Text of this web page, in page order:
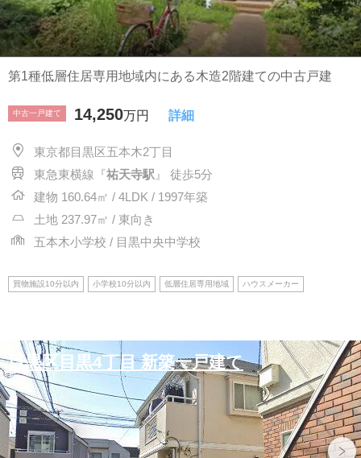
第1種低層住居専用地域内にある木造2階建ての中古戸建
中古一戸建て 14,250万円 詳細
東京都目黒区五本木2丁目
東急東横線『祐天寺駅 』 徒歩5分
建物 160.64㎡ / 4LDK / 1997年築
土地 237.97㎡ / 東向き
五本木小学校 / 目黒中央中学校
買物施設10分以内 小学校10分以内 低層住居専用地域 ハウスメーカー
目黒区目黒4丁目 新築一戸建て